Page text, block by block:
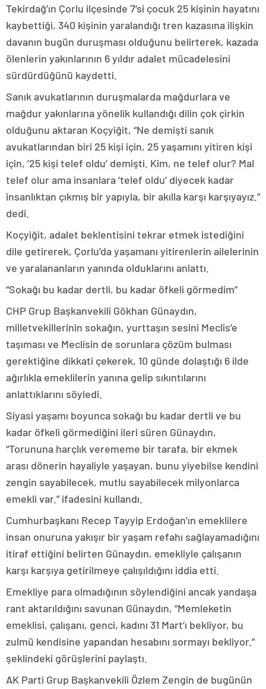
Tekirdağ’ın Çorlu ilçesinde 7’si çocuk 25 kişinin hayatını
kaybettiği, 340 kişinin yaralandığı tren kazasına ilişkin
davanın bugün duruşması olduğunu belirterek, kazada
ölenlerin yakınlarının 6 yıldır adalet mücadelesini
sürdürdüğünü kaydetti.
Sanık avukatlarının duruşmalarda mağdurlara ve
mağdur yakınlarına yönelik kullandığı dilin çok çirkin
olduğunu aktaran Koçyiğit, “Ne demişti sanık
avukatlarından biri 25 kişi için, 25 yaşamını yitiren kişi
için, ’25 kişi telef oldu’ demişti. Kim, ne telef olur? Mal
telef olur ama insanlara ‘telef oldu’ diyecek kadar
insanlıktan çıkmış bir yapıyla, bir akılla karşı karşıyayız.”
dedi.
Koçyiğit, adalet beklentisini tekrar etmek istediğini
dile getirerek, Çorlu’da yaşamanı yitirenlerin ailelerinin
ve yaralananların yanında olduklarını anlattı.
“Sokağı bu kadar dertli, bu kadar öfkeli görmedim”
CHP Grup Başkanvekili Gökhan Günaydın,
milletvekillerinin sokağın, yurttaşın sesini Meclis’e
taşıması ve Meclisin de sorunlara çözüm bulması
gerektiğine dikkati çekerek, 10 günde dolaştığı 6 ilde
ağırlıkla emeklilerin yanına gelip sıkıntılarını
anlattıklarını söyledi.
Siyasi yaşamı boyunca sokağı bu kadar dertli ve bu
kadar öfkeli görmediğini ileri süren Günaydın,
“Torununa harçlık verememe bir tarafa, bir ekmek
arası dönerin hayaliyle yaşayan, bunu yiyebilse kendini
zengin sayabilecek, mutlu sayabilecek milyonlarca
emekli var.” ifadesini kullandı.
Cumhurbaşkanı Recep Tayyip Erdoğan’ın emeklilere
insan onuruna yakışır bir yaşam refahı sağlayamadığını
itiraf ettiğini belirten Günaydın, emekliyle çalışanın
karşı karşıya getirilmeye çalışıldığını iddia etti.
Emekliye para olmadığının söylendiğini ancak yandaşa
rant aktarıldığını savunan Günaydın, “Memleketin
emeklisi, çalışanı, genci, kadını 31 Mart’ı bekliyor, bu
zulmü kendisine yapandan hesabını sormayı bekliyor.”
şeklindeki görüşlerini paylaştı.
AK Parti Grup Başkanvekili Özlem Zengin de bugünün